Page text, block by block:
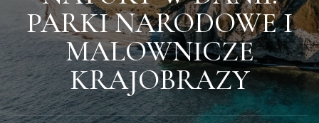
PARKI NARODOWE I
MALOWNICZE
KRAJOBRAZY